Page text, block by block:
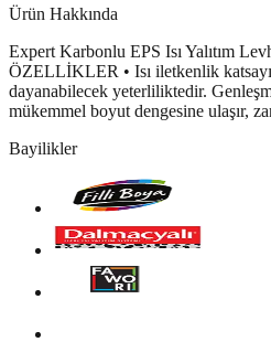
Ürün Hakkında
Expert Karbonlu EPS Isı Yalıtım
ÖZELLİKLER • Isı iletkenlik
dayanabilecek yeterliliktedir.
mükemmel boyut dengesine ulaşır,
Bayilikler